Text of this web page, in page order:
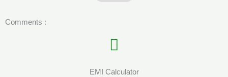
Comments :
EMI Calculator